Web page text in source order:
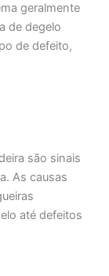
geralmente
de degelo
de defeito,
são sinais
As causas
até defeitos